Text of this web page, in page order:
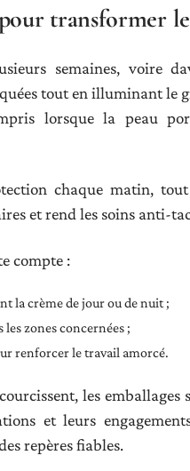
transformer
semaines, voire
tout en illuminant le
lorsque la peau
chaque matin,
et rend les soins anti-
compte :
la crème de jour ou de nuit ;
zones concernées ;
renforcer le travail amorcé.
les emballages
et leurs
repères fiables.